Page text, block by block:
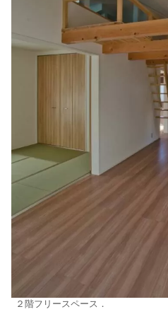
２階フリースペース．